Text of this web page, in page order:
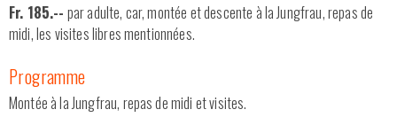
Fr. 185.-- par adulte, car, montée et descente à la Jungfrau, repas de
midi, les visites libres mentionnées.
Programme
Montée à la Jungfrau, repas de midi et visites.